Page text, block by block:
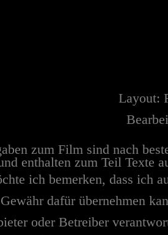
Layout:
zum Film sind nach
enthalten zum Teil Texte
ich bemerken, dass ich
dafür übernehmen
oder Betreiber